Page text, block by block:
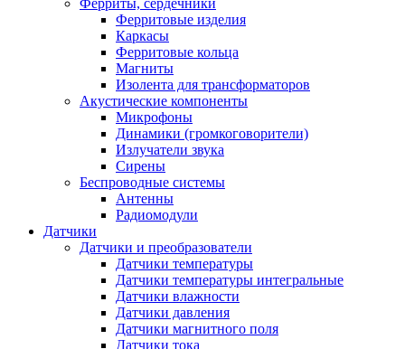
Ферритовые изделия
Каркасы
Ферритовые кольца
Магниты
Изолента для трансформаторов
Акустические компоненты
Микрофоны
Динамики (громкоговорители)
Излучатели звука
Сирены
Беспроводные системы
Антенны
Радиомодули
Датчики
Датчики и преобразователи
Датчики температуры
Датчики температуры интегральные
Датчики влажности
Датчики давления
Датчики магнитного поля
Датчики тока